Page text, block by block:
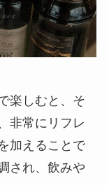
楽しむと、そ
非常にリフレ
加えることで
され、飲みや